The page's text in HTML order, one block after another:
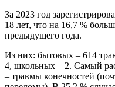
За 2023 год
18 лет, что на 16,7 %
предыдущего года.
Из них: бытовых – 614
4, школьных – 2. Самый
– травмы конечностей